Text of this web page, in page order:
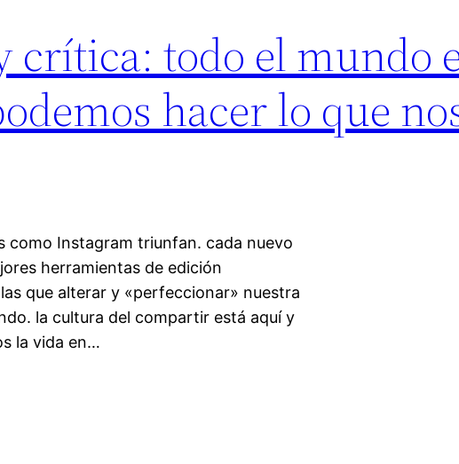
crítica: todo el mundo
hacer lo que
Instagram triunfan. cada nuevo
herramientas de edición
que alterar y «perfeccionar» nuestra
la cultura del compartir está aquí y
la vida en…